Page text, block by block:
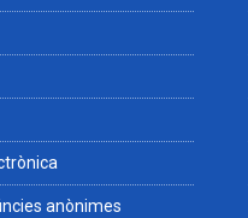
anònimes